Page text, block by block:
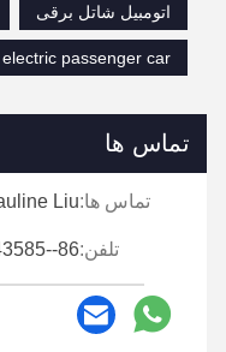
اتومبیل شاتل برقی
electric passenger car
تماس ها
تماس ها:Liu
تلفن:86--13546943585